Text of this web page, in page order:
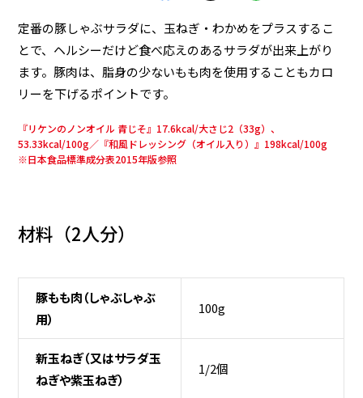
定番の豚しゃぶサラダに、玉ねぎ・わかめをプラスするこ
とで、ヘルシーだけど食べ応えのあるサラダが出来上がり
ます。豚肉は、脂身の少ないもも肉を使用することもカロ
リーを下げるポイントです。
『リケンのノンオイル 青じそ』17.6kcal/大さじ2（33g）、
53.33kcal/100g／『和風ドレッシング（オイル入り）』198kcal/100g
※日本食品標準成分表2015年版参照
材料（2人分）
豚もも肉（しゃぶしゃぶ
用）
100g
新玉ねぎ（又はサラダ玉
ねぎや紫玉ねぎ）
1/2個
ランチ・お弁当
食物繊維
レンジで簡単
高たんぱく
夜食
春レシピ
秋レシピ
冬レシピ